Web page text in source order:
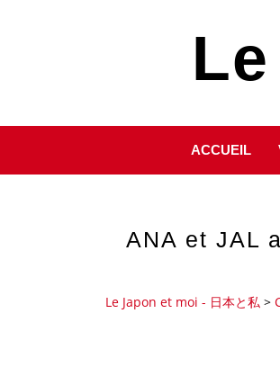
ACCUEIL
ANA et JAL
Le Japon et moi - 日本と私 >